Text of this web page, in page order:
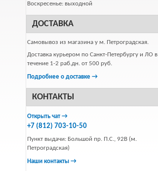
Воскресенье: выходной
ДОСТАВКА
Самовывоз из магазина у м. Петроградская.
Доставка курьером по Санкт-Петербургу и ЛО в
течение 1-2 раб.дн. от 500 руб.
Подробнее о доставке →
КОНТАКТЫ
Открыть чат →
+7 (812) 703-10-50
Пункт выдачи: Большой пр. П.С., 92В (м.
Петроградская)
Наши контакты →